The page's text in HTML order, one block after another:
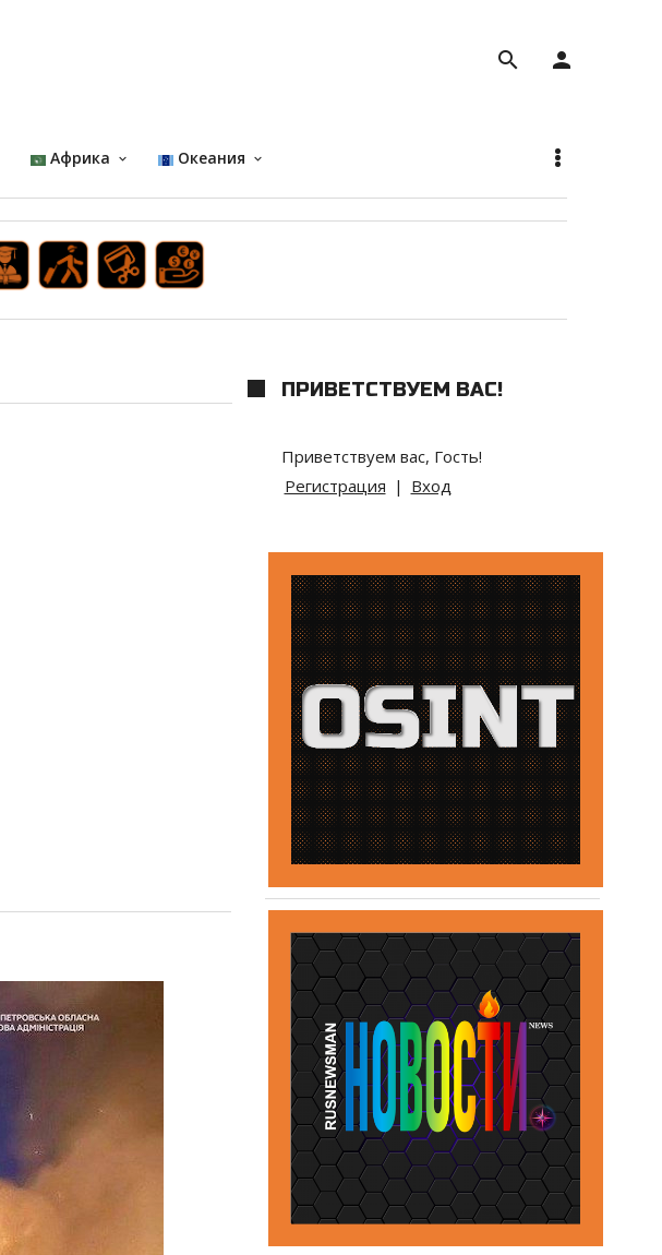
person
search
Африка keyboard_arrow_down Океания keyboard_arrow_down
ПРИВЕТСТВУЕМ ВАС!
Приветствуем вас, Гость!
Регистрация | Вход